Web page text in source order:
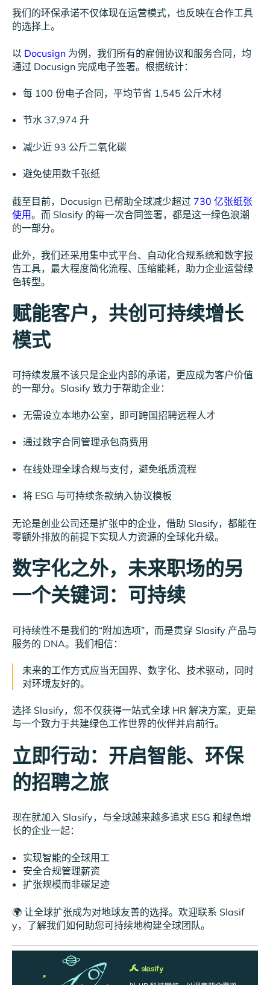
我们的环保承诺不仅体现在运营模式，也反映在合作工具
的选择上。
以 Docusign 为例，我们所有的雇佣协议和服务合同，均
通过 Docusign 完成电子签署。根据统计：
每 100 份电子合同，平均节省 1,545 公斤木材
节水 37,974 升
减少近 93 公斤二氧化碳
避免使用数千张纸
截至目前，Docusign 已帮助全球减少超过 730 亿张纸张
使用。而 Slasify 的每一次合同签署，都是这一绿色浪潮
的一部分。
此外，我们还采用集中式平台、自动化合规系统和数字报
告工具，最大程度简化流程、压缩能耗，助力企业运营绿
色转型。
赋能客户，共创可持续增长
模式
可持续发展不该只是企业内部的承诺，更应成为客户价值
的一部分。Slasify 致力于帮助企业：
无需设立本地办公室，即可跨国招聘远程人才
通过数字合同管理承包商费用
在线处理全球合规与支付，避免纸质流程
将 ESG 与可持续条款纳入协议模板
无论是创业公司还是扩张中的企业，借助 Slasify，都能在
零额外排放的前提下实现人力资源的全球化升级。
数字化之外，未来职场的另
一个关键词：可持续
可持续性不是我们的“附加选项”，而是贯穿 Slasify 产品与
服务的 DNA。我们相信：
未来的工作方式应当无国界、数字化、技术驱动，同时
对环境友好的。
选择 Slasify，您不仅获得一站式全球 HR 解决方案，更是
与一个致力于共建绿色工作世界的伙伴并肩前行。
立即行动：开启智能、环保
的招聘之旅
现在就加入 Slasify，与全球越来越多追求 ESG 和绿色增
长的企业一起：
实现智能的全球用工
安全合规管理薪资
扩张规模而非碳足迹
🌍 让全球扩张成为对地球友善的选择。欢迎联系 Slasif
y，了解我们如何助您可持续地构建全球团队。